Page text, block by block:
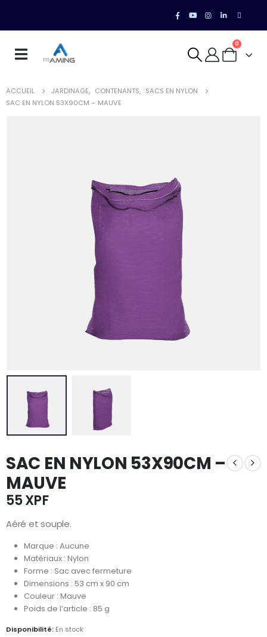
0
ACCUEIL JARDINAGE, CONTENANTS, SACS EN NYLON
SAC EN NYLON 53X90CM – MAUVE
SAC EN NYLON 53X90CM –
MAUVE
55XPF
Aéré et souple.
Marque : Aucune
Matériaux : Nylon
Forme : Sac avec fermeture
Dimensions : 53 cm x 90 cm
Couleur : Mauve
Poids de l’article : 85 g
Disponibilité: En stock